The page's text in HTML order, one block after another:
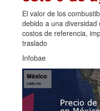
El valor de los
debido a una
costos de referencia,
traslado
Infobae